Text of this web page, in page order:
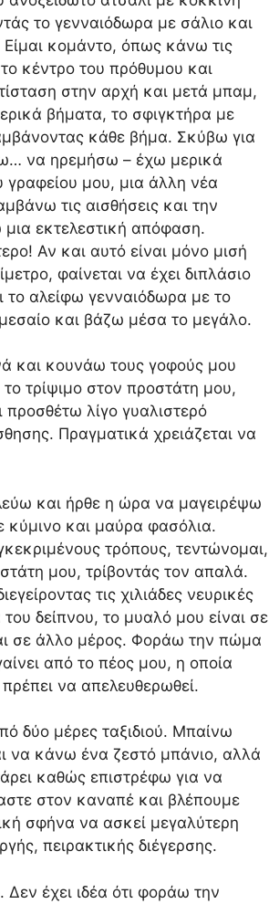
το γενναιόδωρα με σάλιο και
κομάντο, όπως κάνω τις
κέντρο του πρόθυμου και
στην αρχή και μετά μπαμ,
βήματα, το σφιγκτήρα με
κάθε βήμα. Σκύβω για
να ηρεμήσω – έχω μερικά
μου, μια άλλη νέα
τις αισθήσεις και την
εκτελεστική απόφαση.
Αν και αυτό είναι μόνο μισή
φαίνεται να έχει διπλάσιο
το αλείφω γενναιόδωρα με το
και βάζω μέσα το μεγάλο.
και κουνάω τους γοφούς μου
τρίψιμο στον προστάτη μου,
λίγο γυαλιστερό
Πραγματικά χρειάζεται να
και ήρθε η ώρα να μαγειρέψω
κύμινο και μαύρα φασόλια.
τρόπους, τεντώνομαι,
μου, τρίβοντάς τον απαλά.
τις χιλιάδες νευρικές
δείπνου, το μυαλό μου είναι σε
σε άλλο μέρος. Φοράω την πώμα
από το πέος μου, η οποία
να απελευθερωθεί.
δύο μέρες ταξιδιού. Μπαίνω
να κάνω ένα ζεστό μπάνιο, αλλά
καθώς επιστρέφω για να
στον καναπέ και βλέπουμε
σφήνα να ασκεί μεγαλύτερη
πειρακτικής διέγερσης.
έχει ιδέα ότι φοράω την